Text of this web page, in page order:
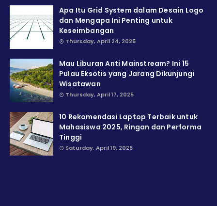
Apa Itu Grid System dalam Desain Logo
dan Mengapa Ini Penting untuk
Keseimbangan
Thursday, April 24, 2025
Mau Liburan Anti Mainstream? Ini 15
Pulau Eksotis yang Jarang Dikunjungi
Wisatawan
Thursday, April 17, 2025
10 Rekomendasi Laptop Terbaik untuk
Mahasiswa 2025, Ringan dan Performa
Tinggi
Saturday, April 19, 2025